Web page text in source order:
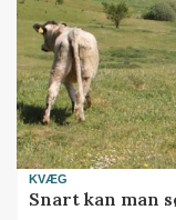
KVÆG
Snart kan man